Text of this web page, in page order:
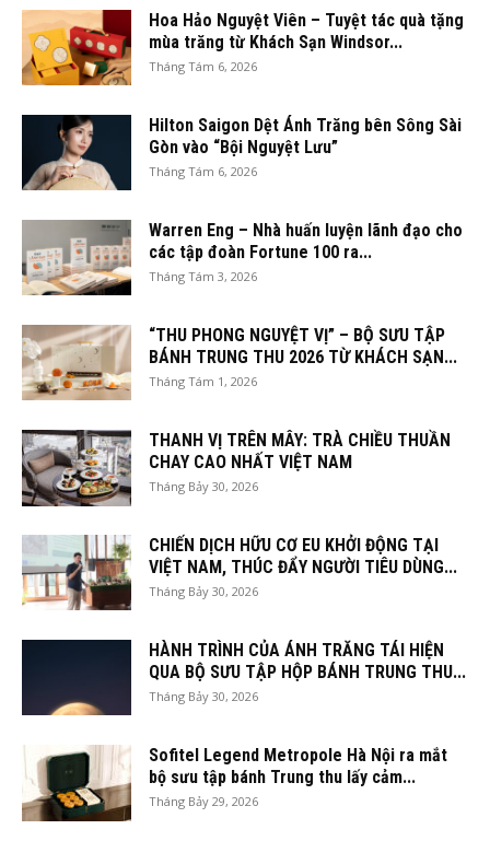
Hoa Hảo Nguyệt Viên – Tuyệt tác quà tặng
mùa trăng từ Khách Sạn Windsor...
Tháng Tám 6, 2026
Hilton Saigon Dệt Ánh Trăng bên Sông Sài
Gòn vào “Bội Nguyệt Lưu”
Tháng Tám 6, 2026
Warren Eng – Nhà huấn luyện lãnh đạo cho
các tập đoàn Fortune 100 ra...
Tháng Tám 3, 2026
“THU PHONG NGUYỆT VỊ” – BỘ SƯU TẬP
BÁNH TRUNG THU 2026 TỪ KHÁCH SẠN...
Tháng Tám 1, 2026
THANH VỊ TRÊN MÂY: TRÀ CHIỀU THUẦN
CHAY CAO NHẤT VIỆT NAM
Tháng Bảy 30, 2026
CHIẾN DỊCH HỮU CƠ EU KHỞI ĐỘNG TẠI
VIỆT NAM, THÚC ĐẨY NGƯỜI TIÊU DÙNG...
Tháng Bảy 30, 2026
HÀNH TRÌNH CỦA ÁNH TRĂNG TÁI HIỆN
QUA BỘ SƯU TẬP HỘP BÁNH TRUNG THU...
Tháng Bảy 30, 2026
Sofitel Legend Metropole Hà Nội ra mắt
bộ sưu tập bánh Trung thu lấy cảm...
Tháng Bảy 29, 2026